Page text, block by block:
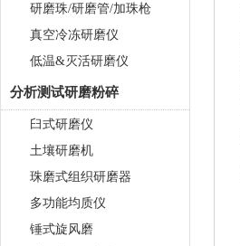
研磨珠/研磨管/加珠枪
真空冷冻研磨仪
低温&灭活研磨仪
分析测试研磨粉碎
臼式研磨仪
土壤研磨机
珠磨式组织研磨器
多功能均质仪
锤式旋风磨